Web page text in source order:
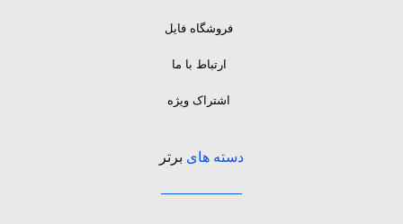
فروشگاه فایل
ارتباط با ما
اشتراک ویژه
دسته های برتر